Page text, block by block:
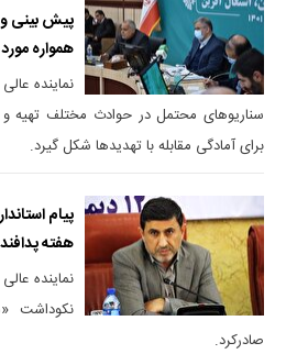
پیش بینی
همواره
نماینده
سناریوهای محتمل در حوادث مختلف تهیه
برای آمادگی مقابله با تهدیدها شکل گیرد.
پیام
هفته
نماینده
نکوداشت
صادرکرد.